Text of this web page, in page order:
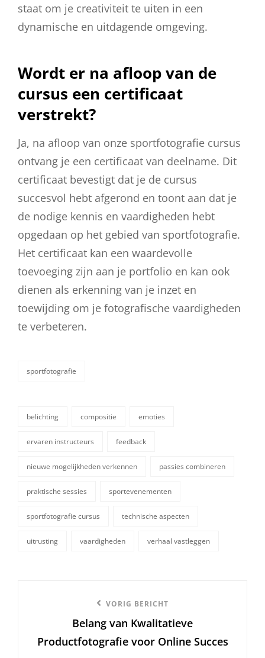
staat om je creativiteit te uiten in een
dynamische en uitdagende omgeving.
Wordt er na afloop van de
cursus een certificaat
verstrekt?
Ja, na afloop van onze sportfotografie cursus
ontvang je een certificaat van deelname. Dit
certificaat bevestigt dat je de cursus
succesvol hebt afgerond en toont aan dat je
de nodige kennis en vaardigheden hebt
opgedaan op het gebied van sportfotografie.
Het certificaat kan een waardevolle
toevoeging zijn aan je portfolio en kan ook
dienen als erkenning van je inzet en
toewijding om je fotografische vaardigheden
te verbeteren.
categorieën
sportfotografie
belichting compositie emoties
ervaren instructeurs feedback
nieuwe mogelijkheden verkennen passies combineren
praktische sessies sportevenementen
sportfotografie cursus technische aspecten
uitrusting vaardigheden verhaal vastleggen
VORIG BERICHT
Belang van Kwalitatieve
Productfotografie voor Online Succes